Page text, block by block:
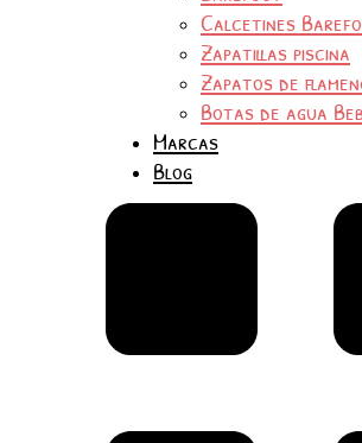
Calcetines
Zapatillas piscina
Zapatos de
Botas de agua
Marcas
Blog